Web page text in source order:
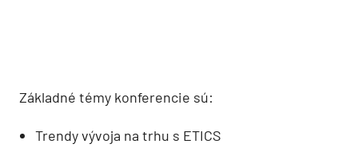
Základné témy konferencie sú:
Trendy vývoja na trhu s ETICS